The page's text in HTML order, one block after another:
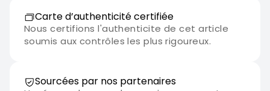
Carte d’authenticité certifiée
Nous certifions l'authenticite de cet article
soumis aux contrôles les plus rigoureux.
Sourcées par nos partenaires